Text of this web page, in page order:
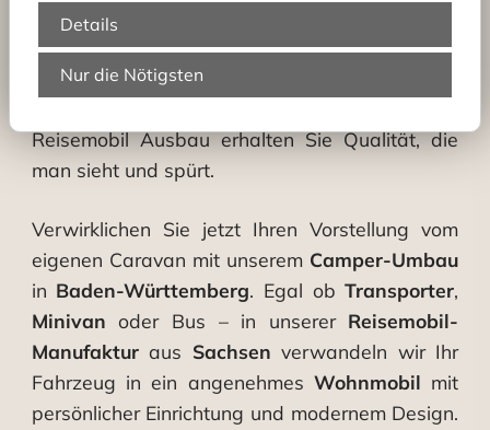
widerspiegelt. Unsere Mitarbeiter übernimmt
alle Schritte vom Idee bis zur fertigen
Übergabe. Egal, ob Sie Wochenendtrips oder
Reisemobil Ausbau erhalten Sie Qualität, die
man sieht und spürt.
Verwirklichen Sie jetzt Ihren Vorstellung vom
eigenen Caravan mit unserem Camper-Umbau
in Baden-Württemberg. Egal obTransporter,
Minivan oder Bus – in unserer Reisemobil-
Manufakturaus Sachsen verwandeln wir Ihr
Fahrzeug in ein angenehmes Wohnmobil mit
persönlicher Einrichtung und modernem Design.
Details
Nur die Nötigsten